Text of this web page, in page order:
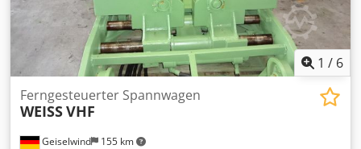
1 / 6
Geiselwind 155 km
Ferngesteuerter Spannwagen
WEISSVHF